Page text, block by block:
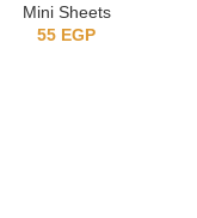
Mini Sheets
55 EGP